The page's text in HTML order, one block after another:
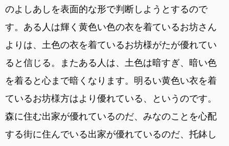
のよしあしを表面的な形で判断しようとするので
す。ある人は輝く黄色い色の衣を着ているお坊さん
よりは、土色の衣を着ているお坊様がたが優れてい
ると信じる。またある人は、土色は暗すぎ、暗い色
を着ると心まで暗くなります。明るい黄色い衣を着
ているお坊様方はより優れている、というのです。
森に住む出家が優れているのだ、みなのことを心配
する街に住んでいる出家が優れているのだ、托鉢し